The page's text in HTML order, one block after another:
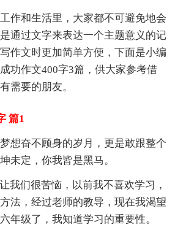
作和生活里，大家都不可避免地会
通过文字来表达一个主题意义的记
作文时更加简单方便，下面是小编
功作文400字3篇，供大家参考借
需要的朋友。
篇1
想奋不顾身的岁月，更是敢跟整个
未定，你我皆是黑马。
我们很苦恼，以前我不喜欢学习，
法，经过老师的教导，现在我渴望
年级了，我知道学习的重要性。